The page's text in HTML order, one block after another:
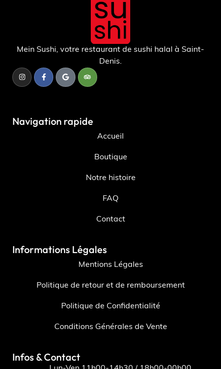
Mein Sushi, votre restaurant de sushi halal à Saint-
Denis.
Navigation rapide
Accueil
Boutique
Notre histoire
FAQ
Contact
Informations Légales
Mentions Légales
Politique de retour et de remboursement
Politique de Confidentialité
Conditions Générales de Vente
Infos & Contact